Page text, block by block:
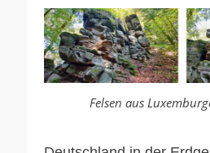
Felsen aus